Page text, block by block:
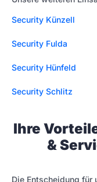
Security Künzell
Security Fulda
Security Hünfeld
Security Schlitz
Ihre
&
Die Entscheidung für